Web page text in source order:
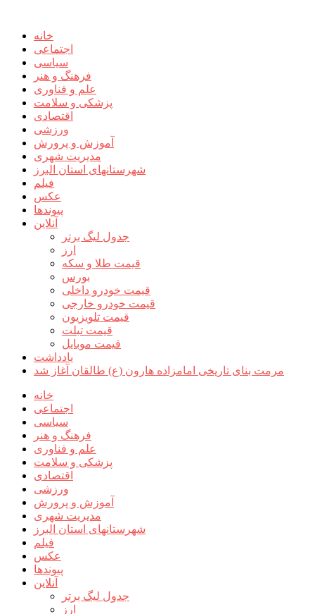
خانه
اجتماعی
سیاسی
فرهنگ و هنر
علم و فناوری
پزشکی و سلامت
اقتصادی
ورزشی
آموزش و پرورش
مدیریت شهری
شهرستانهای استان البرز
فیلم
عکس
پیوندها
آنلاین
جدول لیگ برتر
ارز
قیمت طلا و سکه
بورس
قیمت خودرو داخلی
قیمت خودرو خارجی
قیمت تلویزیون
قیمت تبلت
قیمت موبایل
یادداشت
مرمت بنای تاریخی امامزاده هارون (ع) طالقان آغاز شد
خانه
اجتماعی
سیاسی
فرهنگ و هنر
علم و فناوری
پزشکی و سلامت
اقتصادی
ورزشی
آموزش و پرورش
مدیریت شهری
شهرستانهای استان البرز
فیلم
عکس
پیوندها
آنلاین
جدول لیگ برتر
ارز